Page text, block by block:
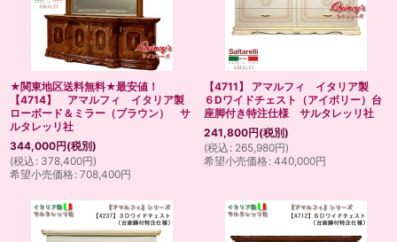
★関東地区送料無料★最安値！
【4714】 アマルフィ イタリア製
ローボード＆ミラー（ブラウン） サ
ルタレッリ社
344,000円(税別)
(税込 : 378,400円)
希望小売価格: 708,400円
【4711】 アマルフィ イタリア製
６Dワイドチェスト（アイボリー）台
座脚付き特注仕様 サルタレッリ社
241,800円(税別)
(税込 : 265,980円)
希望小売価格: 440,000円